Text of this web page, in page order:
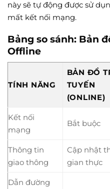
này sẽ tự động được sử
mất kết nối mạng.
Bảng so sánh: Bản
Offline
TÍNH NĂNG
BẢN ĐỒ
TUYẾN
(ONLINE)
Kết nối
mạng
Bắt buộc
Thông tin
giao thông
Cập nhật
gian thực
Dẫn đường